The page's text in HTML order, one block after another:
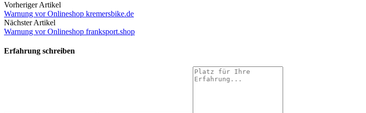
Vorheriger Artikel
Warnung vor Onlineshop kremersbike.de
Nächster Artikel
Warnung vor Onlineshop franksport.shop
Erfahrung schreiben